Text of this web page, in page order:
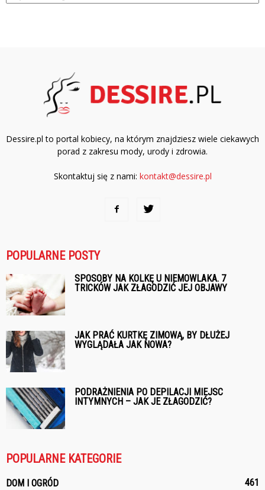
Dessire.pl to portal kobiecy, na którym znajdziesz wiele ciekawych
porad z zakresu mody, urody i zdrowia.
Skontaktuj się z nami: kontakt@dessire.pl
POPULARNE POSTY
SPOSOBY NA KOLKĘ U NIEMOWLAKA. 7
TRICKÓW JAK ZŁAGODZIĆ JEJ OBJAWY
JAK PRAĆ KURTKĘ ZIMOWĄ, BY DŁUŻEJ
WYGLĄDAŁA JAK NOWA?
PODRAŻNIENIA PO DEPILACJI MIEJSC
INTYMNYCH – JAK JE ZŁAGODZIĆ?
POPULARNE KATEGORIE
DOM I OGRÓD 461